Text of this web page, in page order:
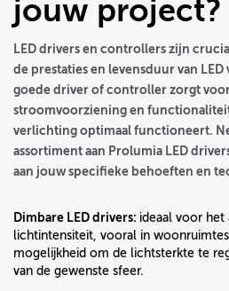
jouw project?
LED drivers en controllers zijn
de prestaties en levensduur van
goede driver of controller zorgt
stroomvoorziening en
verlichting optimaal functioneert.
assortiment aan Prolumia LED
aan jouw specifieke behoeften en
Dimbare LED drivers: ideaal voor het
lichtintensiteit, vooral in
mogelijkheid om de lichtsterkte te
van de gewenste sfeer.